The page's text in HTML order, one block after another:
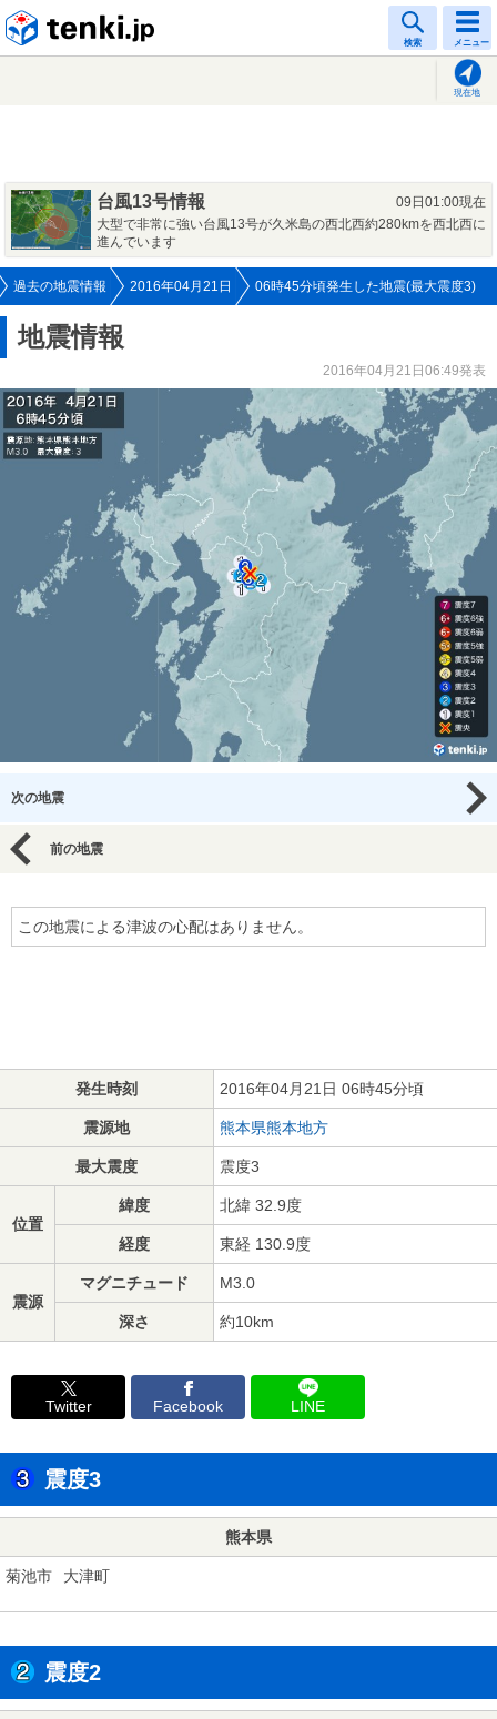
検索 メニュー
現在地
台風13号情報
09日01:00現在
大型で非常に強い台風13号が久米島の西北西約280kmを西北西に
進んでいます
過去の地震情報 2016年04月21日 06時45分頃発生した地震(最大震度3)
地震情報
2016年04月21日06:49発表
次の地震
前の地震
この地震による津波の心配はありません。
発生時刻 2016年04月21日 06時45分頃
震源地 熊本県熊本地方
最大震度 震度3
位置
緯度 北緯 32.9度
経度 東経 130.9度
震源
マグニチュード M3.0
深さ 約10km
Twitter Facebook LINE
震度3
熊本県
菊池市 大津町
震度2